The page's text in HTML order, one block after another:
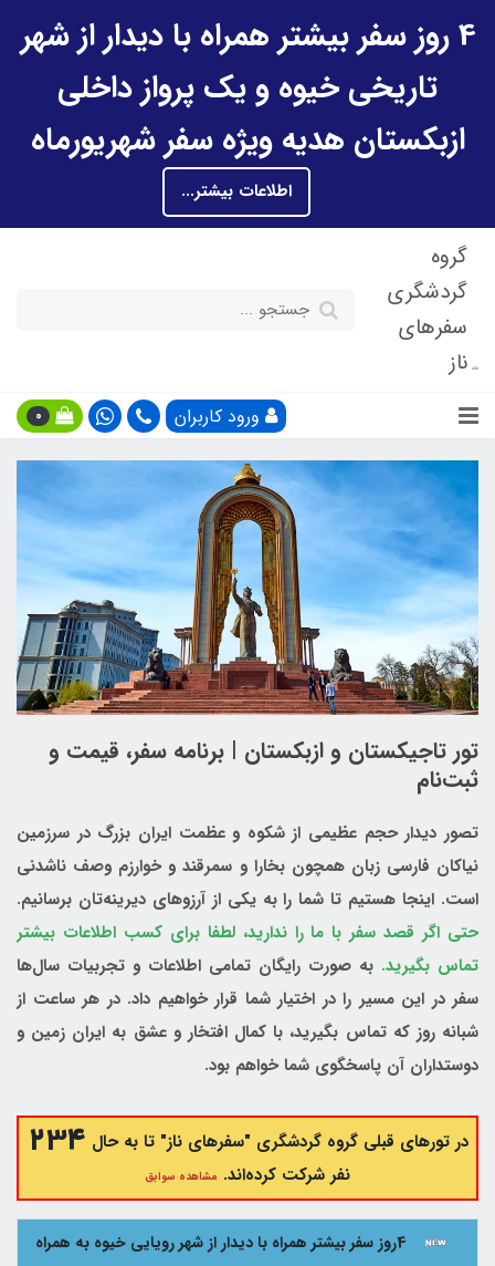
4 روز سفر بیشتر همراه با دیدار از شهر
تاریخی خیوه و یک پرواز داخلی
ازبکستان هدیه ویژه سفر شهریورماه
اطلاعات بیشتر...
گروه
گردشگری
سفرهای
ناز
ورود کاربران 0
تور تاجیکستان و ازبکستان | برنامه سفر، قیمت و
ثبت‌نام
تصور دیدار حجم عظیمی از شکوه و عظمت ایران بزرگ در سرزمین
نیاکان فارسی زبان همچون بخارا و سمرقند و خوارزم وصف ناشدنی
است. اینجا هستیم تا شما را به یکی از آرزوهای دیرینه‌تان برسانیم.
حتی اگر قصد سفر با ما را ندارید، لطفا برای کسب اطلاعات بیشتر
تماس بگیرید. به صورت رایگان تمامی اطلاعات و تجربیات سال‌ها
سفر در این مسیر را در اختیار شما قرار خواهیم داد. در هر ساعت از
شبانه روز که تماس بگیرید، با کمال افتخار و عشق به ایران زمین و
دوستداران آن پاسخگوی شما خواهم بود.
در تورهای قبلی گروه گردشگری "سفرهای ناز" تا به حال 234
نفر شرکت کرده‌اند. مشاهده سوابق
4روز سفر بیشتر همراه با دیدار از شهر رویایی خیوه به همراه